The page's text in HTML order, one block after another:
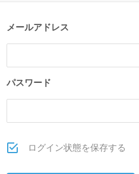
メールアドレス
パスワード
ログイン状態を保存する